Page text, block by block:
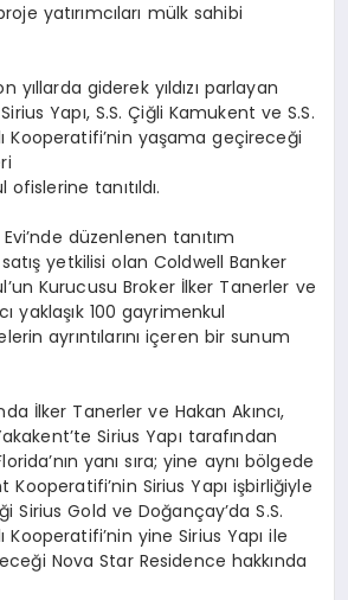
yatırımcıları mülk sahibi
yıllarda giderek yıldızı parlayan
Yapı, S.S. Çiğli Kamukent ve S.S.
Kooperatifi’nin yaşama geçireceği
tanıtıldı.
düzenlenen tanıtım
yetkilisi olan Coldwell Banker
Kurucusu Broker İlker Tanerler ve
yaklaşık 100 gayrimenkul
ayrıntılarını içeren bir sunum
İlker Tanerler ve Hakan Akıncı,
Sirius Yapı tarafından
yanı sıra; yine aynı bölgede
Kooperatifi’nin Sirius Yapı işbirliğiyle
Sirius Gold ve Doğançay’da S.S.
Kooperatifi’nin yine Sirius Yapı ile
Nova Star Residence hakkında